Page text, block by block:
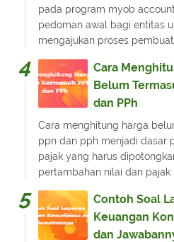
pada program myob
pedoman awal bagi entitas
mengajukan proses
Cara
Belum
dan PPh
Cara menghitung harga
ppn dan pph menjadi dasar
pajak yang harus
pertambahan nilai dan pajak
Contoh Soal
Keuangan
dan